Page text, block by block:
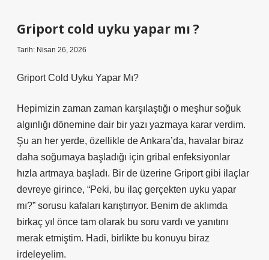
Griport cold uyku yapar mı ?
Tarih: Nisan 26, 2026
Griport Cold Uyku Yapar Mı?
Hepimizin zaman zaman karşılaştığı o meşhur soğuk
algınlığı dönemine dair bir yazı yazmaya karar verdim.
Şu an her yerde, özellikle de Ankara’da, havalar biraz
daha soğumaya başladığı için gribal enfeksiyonlar
hızla artmaya başladı. Bir de üzerine Griport gibi ilaçlar
devreye girince, “Peki, bu ilaç gerçekten uyku yapar
mı?” sorusu kafaları karıştırıyor. Benim de aklımda
birkaç yıl önce tam olarak bu soru vardı ve yanıtını
merak etmiştim. Hadi, birlikte bu konuyu biraz
irdeleyelim.